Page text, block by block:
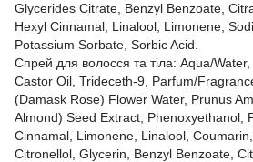
Glycerides Citrate, Benzyl Benzoate,
Hexyl Cinnamal, Linalool, Limonene,
Potassium Sorbate, Sorbic Acid.
Спрей для волосся та тіла: Aqua/
Castor Oil, Trideceth-9, Parfum/
(Damask Rose) Flower Water, Prunus
Almond) Seed Extract, Phenoxyethanol,
Cinnamal, Limonene, Linalool,
Citronellol, Glycerin, Benzyl Benzoate,